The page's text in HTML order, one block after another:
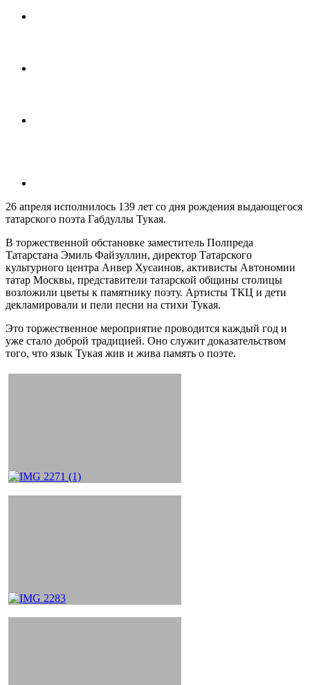
26 апреля исполнилось 139 лет со дня рождения выдающегося
татарского поэта Габдуллы Тукая.
В торжественной обстановке заместитель Полпреда
Татарстана Эмиль Файзуллин, директор Татарского
культурного центра Анвер Хусаинов, активисты Автономии
татар Москвы, представители татарской общины столицы
возложили цветы к памятнику поэту. Артисты ТКЦ и дети
декламировали и пели песни на стихи Тукая.
Это торжественное мероприятие проводится каждый год и
уже стало доброй традицией. Оно служит доказательством
того, что язык Тукая жив и жива память о поэте.